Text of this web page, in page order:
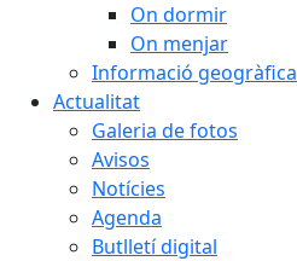
On dormir
On menjar
Informació geogràfica
Actualitat
Galeria de fotos
Avisos
Notícies
Agenda
Butlletí digital